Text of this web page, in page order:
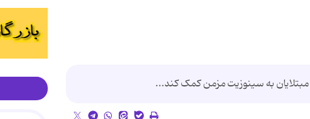
به سینوزیت مزمن کمک کند...